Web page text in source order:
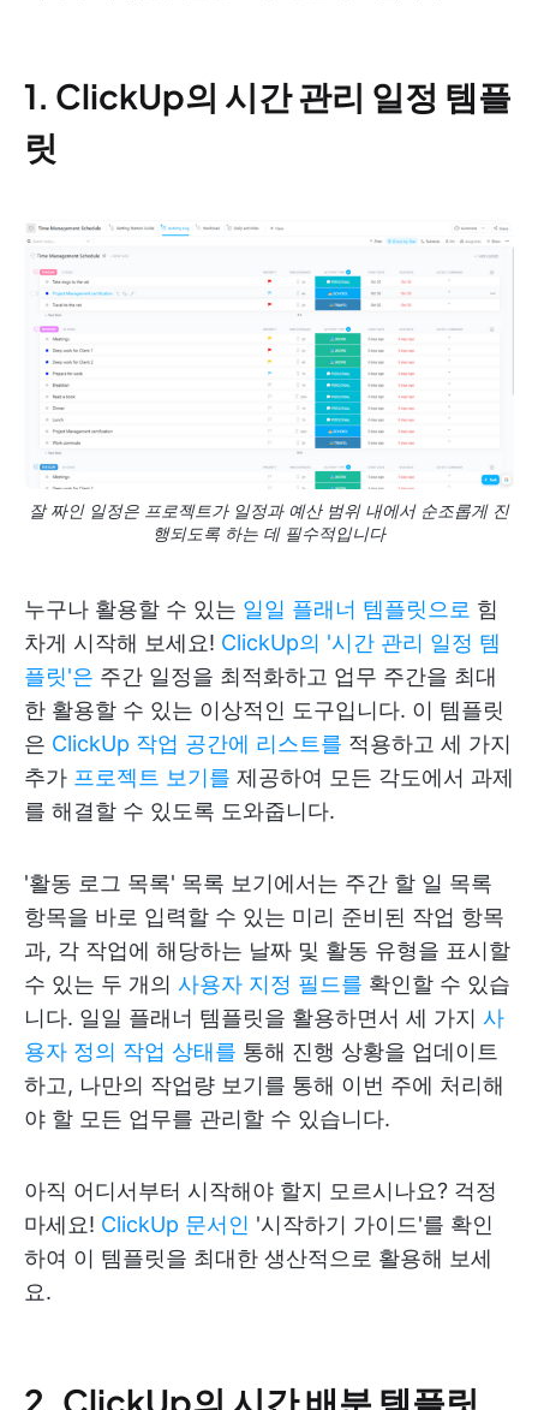
1. ClickUp의 시간 관리 일정 템플
릿
잘 짜인 일정은 프로젝트가 일정과 예산 범위 내에서 순조롭게 진
행되도록 하는 데 필수적입니다
누구나 활용할 수 있는 일일 플래너 템플릿으로 힘
차게 시작해 보세요! ClickUp의 '시간 관리 일정 템
플릿'은 주간 일정을 최적화하고 업무 주간을 최대
한 활용할 수 있는 이상적인 도구입니다. 이 템플릿
은 ClickUp 작업 공간에 리스트를 적용하고 세 가지
추가 프로젝트 보기를 제공하여 모든 각도에서 과제
를 해결할 수 있도록 도와줍니다.
'활동 로그 목록' 목록 보기에서는 주간 할 일 목록
항목을 바로 입력할 수 있는 미리 준비된 작업 항목
과, 각 작업에 해당하는 날짜 및 활동 유형을 표시할
수 있는 두 개의 사용자 지정 필드를 확인할 수 있습
니다. 일일 플래너 템플릿을 활용하면서 세 가지 사
용자 정의 작업 상태를 통해 진행 상황을 업데이트
하고, 나만의 작업량 보기를 통해 이번 주에 처리해
야 할 모든 업무를 관리할 수 있습니다.
아직 어디서부터 시작해야 할지 모르시나요? 걱정
마세요! ClickUp 문서인 '시작하기 가이드'를 확인
하여 이 템플릿을 최대한 생산적으로 활용해 보세
요.
2. ClickUp의 시간 배분 템플릿